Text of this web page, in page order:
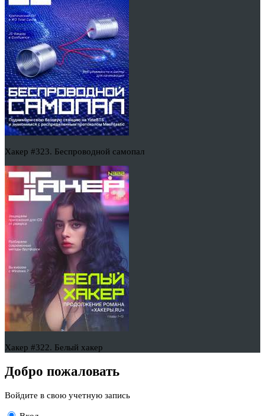
Хакер #323. Беспроводной самопал
Хакер #322. Белый хакер
Добро пожаловать
Войдите в свою учетную запись